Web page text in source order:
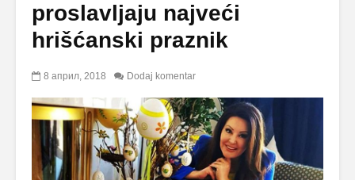
proslavljaju najveći
hrišćanski praznik
8 април, 2018 Dodaj komentar